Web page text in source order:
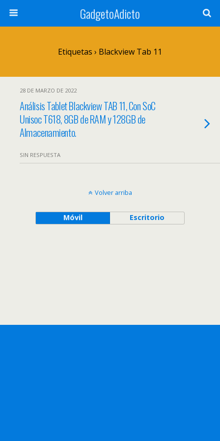
GadgetoAdicto
Etiquetas › Blackview Tab 11
28 DE MARZO DE 2022
Análisis Tablet Blackview TAB 11, Con SoC
Unisoc T618, 8GB de RAM y 128GB de
Almacenamiento.
SIN RESPUESTA
Volver arriba
Móvil Escritorio